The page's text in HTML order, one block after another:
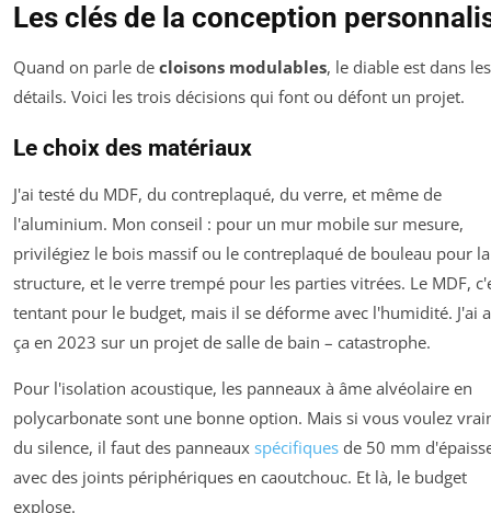
Les clés de la conception
Quand on parle de cloisons modulables, le diable est dans les
détails. Voici les trois décisions qui font ou défont un projet.
Le choix des matériaux
J'ai testé du MDF, du contreplaqué, du verre, et même de
l'aluminium. Mon conseil : pour un mur mobile sur mesure,
privilégiez le bois massif ou le contreplaqué de bouleau pour la
structure, et le verre trempé pour les parties vitrées. Le MDF,
tentant pour le budget, mais il se déforme avec l'humidité. J'ai
ça en 2023 sur un projet de salle de bain – catastrophe.
Pour l'isolation acoustique, les panneaux à âme alvéolaire en
polycarbonate sont une bonne option. Mais si vous voulez
du silence, il faut des panneaux spécifiques de 50 mm
avec des joints périphériques en caoutchouc. Et là, le budget
explose.